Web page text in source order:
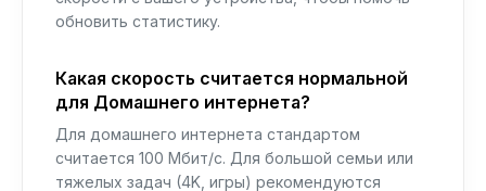
обновить статистику.
Какая скорость считается нормальной
для Домашнего интернета?
Для домашнего интернета стандартом
считается 100 Мбит/с. Для большой семьи или
тяжелых задач (4K, игры) рекомендуются